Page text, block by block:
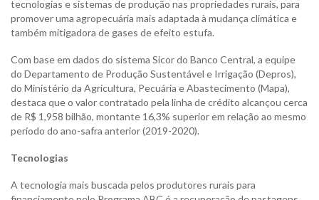
tecnologias e sistemas de produção nas propriedades rurais, para
promover uma agropecuária mais adaptada à mudança climática e
também mitigadora de gases de efeito estufa.
Com base em dados do sistema Sicor do Banco Central, a equipe
do Departamento de Produção Sustentável e Irrigação (Depros),
do Ministério da Agricultura, Pecuária e Abastecimento (Mapa),
destaca que o valor contratado pela linha de crédito alcançou cerca
de R$ 1,958 bilhão, montante 16,3% superior em relação ao mesmo
período do ano-safra anterior (2019-2020).
Tecnologias
A tecnologia mais buscada pelos produtores rurais para